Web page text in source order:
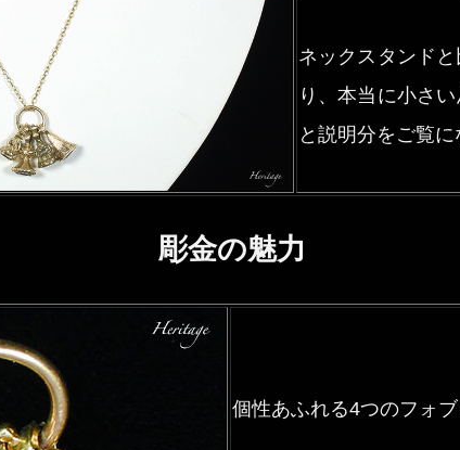
ネックスタンド
り、本当に小さ
と説明分をご覧
彫金の魅力
個性あふれる4つのフォブ